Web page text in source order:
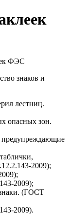
ФЭС
знаков и
лестниц.
опасных зон.
предупреждающие
2009);
2009);
(ГОСТ
2009).